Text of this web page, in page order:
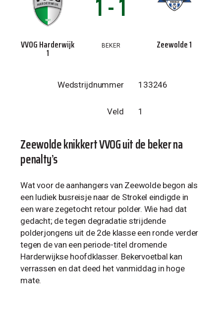
VVOG Harderwijk
1
BEKER Zeewolde 1
Wedstrijdnummer 133246
Veld 1
Zeewolde knikkert VVOG uit de beker na
penalty’s
Wat voor de aanhangers van Zeewolde begon als
een ludiek busreisje naar de Strokel eindigde in
een ware zegetocht retour polder. Wie had dat
gedacht; de tegen degradatie strijdende
polderjongens uit de 2de klasse een ronde verder
tegen de van een periode-titel dromende
Harderwijkse hoofdklasser. Bekervoetbal kan
verrassen en dat deed het vanmiddag in hoge
mate.